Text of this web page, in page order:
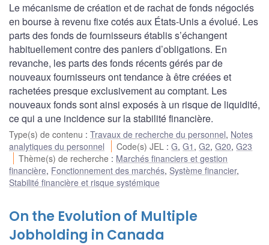
Le mécanisme de création et de rachat de fonds négociés
en bourse à revenu fixe cotés aux États-Unis a évolué. Les
parts des fonds de fournisseurs établis s’échangent
habituellement contre des paniers d’obligations. En
revanche, les parts des fonds récents gérés par de
nouveaux fournisseurs ont tendance à être créées et
rachetées presque exclusivement au comptant. Les
nouveaux fonds sont ainsi exposés à un risque de liquidité,
ce qui a une incidence sur la stabilité financière.
Type(s) de contenu : Travaux de recherche du personnel, Notes
analytiques du personnel
Code(s) JEL :G,G1 ,G2,G20,G23
Thème(s) de recherche : Marchés financiers et gestion
financière, Fonctionnement des marchés, Système financier,
Stabilité financière et risque systémique
On the Evolution of Multiple
Jobholding in Canada